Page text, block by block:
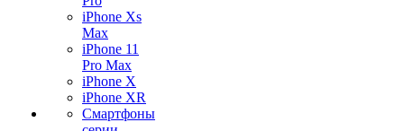
iPhone Xs
Max
iPhone 11
Pro Max
iPhone X
iPhone XR
Смартфоны